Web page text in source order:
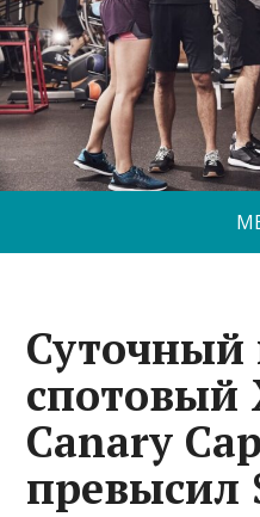
Суточный
спотовый
Canary
превысил